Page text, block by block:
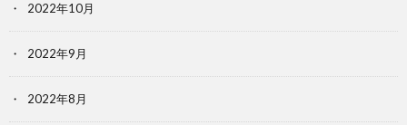
2022年10月
2022年9月
2022年8月